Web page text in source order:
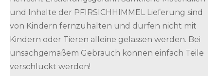
und Inhalte der PFIRSICHHIMMEL Lieferung sind
von Kindern fernzuhalten und dürfen nicht mit
Kindern oder Tieren alleine gelassen werden. Bei
unsachgemäßem Gebrauch können einfach Teile
verschluckt werden!